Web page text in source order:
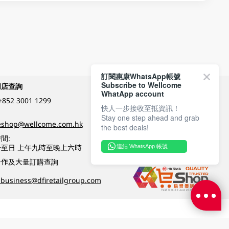
查詢
3001 1299
:
日 上午九時至晚上六時
及大量訂購查詢
付款方式
關注我們
訂閱惠康WhatsApp帳號
Subscribe to Wellcome
WhatApp account
快人一步接收至抵資訊！
Stay one step ahead and grab
the best deals!
連結 WhatsApp 帳號